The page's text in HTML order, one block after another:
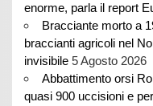
enorme, parla il report
Bracciante morto a
braccianti agricoli nel
invisibile 5 Agosto 2026
Abbattimento orsi
quasi 900 uccisioni e